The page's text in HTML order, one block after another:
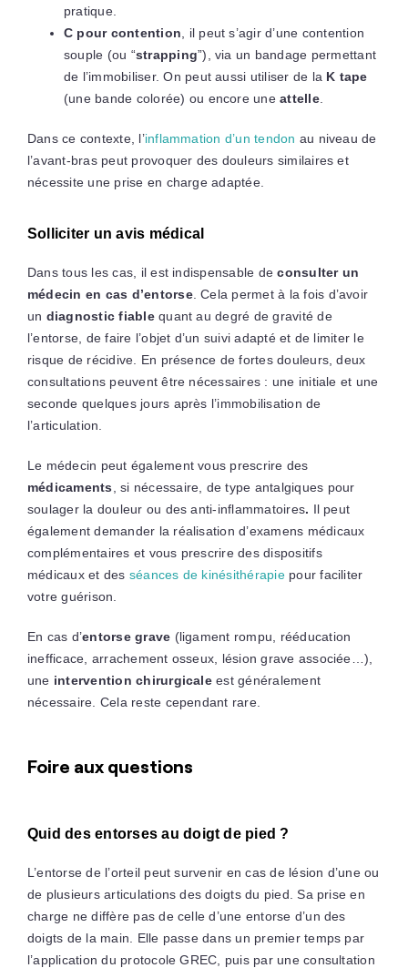
pratique.
C pour contention , il peut s’agir d’une contention
souple (ou “strapping”), via un bandage permettant
de l’immobiliser. On peut aussi utiliser de la K tape
(une bande colorée) ou encore uneattelle.
Dans ce contexte, l’inflammation d’un tendon au niveau de
l’avant-bras peut provoquer des douleurs similaires et
nécessite une prise en charge adaptée.
Solliciter un avis médical
Dans tous les cas, il est indispensable deconsulter un
médecin en cas d’entorse. Cela permet à la fois d’avoir
un diagnostic fiablequant au degré de gravité de
l’entorse, de faire l’objet d’un suivi adapté et de limiter le
risque de récidive. En présence de fortes douleurs, deux
consultations peuvent être nécessaires : une initiale et une
seconde quelques jours après l’immobilisation de
l’articulation.
Le médecin peut également vous prescrire des
médicaments
, si nécessaire, de type antalgiques pour
soulager la douleur ou des anti-inflammatoires. Il peut
également demander la réalisation d’examens médicaux
complémentaires et vous prescrire des dispositifs
médicaux et des séances de kinésithérapiepour faciliter
votre guérison.
En cas d’entorse grave (ligament rompu, rééducation
inefficace, arrachement osseux, lésion grave associée…),
une intervention chirurgicaleest généralement
nécessaire. Cela reste cependant rare.
Foire aux questions
Quid des entorses au doigt de pied ?
L’entorse de l’orteil peut survenir en cas de lésion d’une ou
de plusieurs articulations des doigts du pied. Sa prise en
charge ne diffère pas de celle d’une entorse d’un des
doigts de la main. Elle passe dans un premier temps par
l’application du protocole GREC, puis par une consultation